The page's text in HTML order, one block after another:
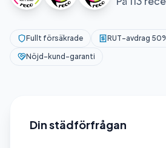
Fullt försäkrade
RUT-avdrag
Nöjd-kund-garanti
Din städförfrågan